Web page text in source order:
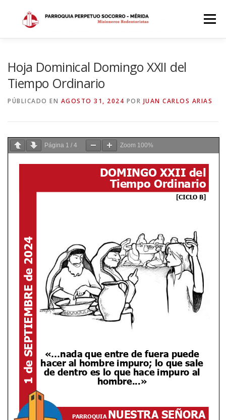
contenido
Menú
Hoja Dominical Domingo XXII del
Tiempo Ordinario
PÚBLICADO EN AGOSTO 31, 2024 POR JUAN CARLOS ARIAS
Página 1 / 4 Zoom 100%